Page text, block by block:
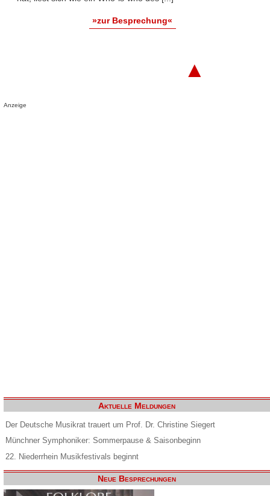
»zur Besprechung«
▲
Anzeige
Aktuelle Meldungen
Der Deutsche Musikrat trauert um Prof. Dr. Christine Siegert
Münchner Symphoniker: Sommerpause & Saisonbeginn
22. Niederrhein Musikfestivals beginnt
Neue Besprechungen